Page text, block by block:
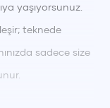
yaşıyorsunuz.
teknede
sadece size